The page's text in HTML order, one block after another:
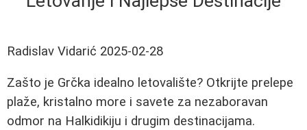
Radislav Vidarić 2025-02-28
Zašto je Grčka idealno letovalište? Otkrijte prelepe
plaže, kristalno more i savete za nezaboravan
odmor na Halkidikiju i drugim destinacijama.